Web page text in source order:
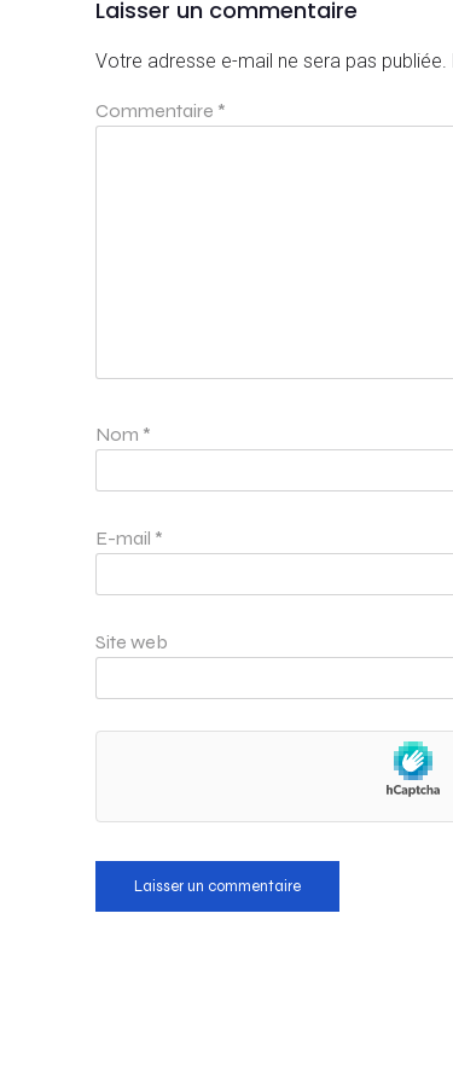
Laisser un commentaire
Votre adresse e-mail ne sera pas publiée.
Commentaire *
Nom *
E-mail *
Site web